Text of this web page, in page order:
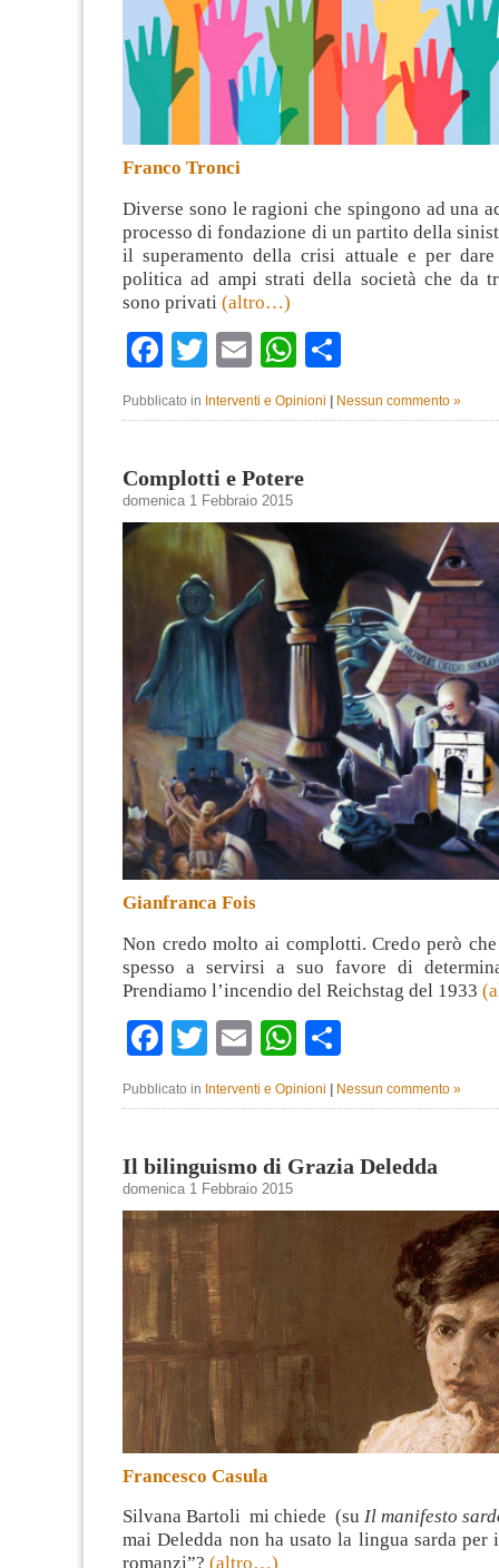
Franco Tronci
Diverse sono le ragioni che spingono ad una
processo di fondazione di un partito della
il superamento della crisi attuale e per dare
politica ad ampi strati della società che da
sono privati (altro…)
Facebook
TwitterEmailWhatsApp
Pubblicato in Interventi e Opinioni Nessun commento »
Complotti e Potere
domenica 1 Febbraio 2015
Gianfranca Fois
Non credo molto ai complotti. Credo però
spesso a servirsi a suo favore di
Prendiamo l’incendio del Reichstag del 1933
Facebook
TwitterEmailWhatsApp
Pubblicato in Interventi e Opinioni | Nessun commento »
Il bilinguismo di Grazia Deledda
domenica 1 Febbraio 2015
Francesco Casula
Silvana Bartoli mi chiede (su Il manifesto
mai Deledda non ha usato la lingua sarda per
romanzi”? (altro…)